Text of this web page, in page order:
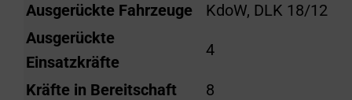
Ausgerückte Fahrzeuge
KdoW, DLK 18/12
Ausgerückte
Einsatzkräfte
4
Kräfte in Bereitschaft 8